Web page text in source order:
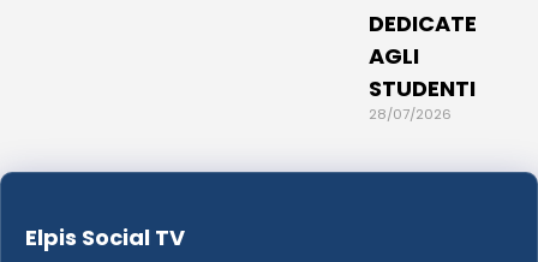
DEDICATE
AGLI
STUDENTI
28/07/2026
Elpis Social TV